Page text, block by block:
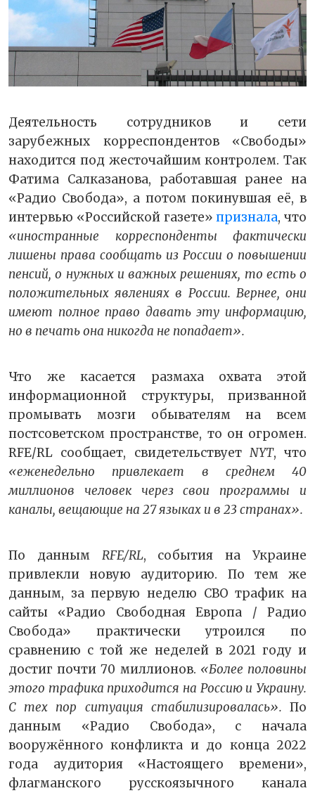
Деятельность сотрудников и сети
зарубежных корреспондентов «Свободы»
находится под жесточайшим контролем. Так
Фатима Салказанова, работавшая ранее на
«Радио Свобода», а потом покинувшая её, в
интервью «Российской газете»признала, что
«иностранные корреспонденты фактически
лишены права сообщать из России о повышении
пенсий, о нужных и важных решениях, то есть о
положительных явлениях в России. Вернее, они
имеют полное право давать эту информацию,
но в печать она никогда не попадает».
Что же касается размаха охвата этой
информационной структуры, призванной
промывать мозги обывателям на всем
постсоветском пространстве, то он огромен.
RFE/RL сообщает, свидетельствует NYТ, что
«еженедельно привлекает в среднем 40
миллионов человек через свои программы и
каналы, вещающие на 27 языках и в 23 странах».
По данным RFE/RL, события на Украине
привлекли новую аудиторию. По тем же
данным, за первую неделю СВО трафик на
сайты «Радио Свободная Европа / Радио
Свобода» практически утроился по
сравнению с той же неделей в 2021 году и
достиг почти 70 миллионов. «Более половины
этого трафика приходится на Россию и Украину.
С тех пор ситуация стабилизировалась». По
данным «Радио Свобода», с начала
вооружённого конфликта и до конца 2022
года аудитория «Настоящего времени»,
флагманского русскоязычного канала